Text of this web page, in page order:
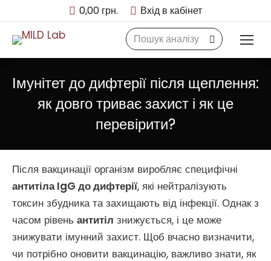
0,00 грн. Вхід в кабінет
Search:
Імунітет до дифтерії після щеплення:
як довго триває захист і як це
перевірити?
Після вакцинації організм виробляє специфічні
антитіла IgG до дифтерії, які нейтралізують
токсин збудника та захищають від інфекції. Однак з
часом рівень антитіл знижується, і це може
знижувати імунний захист. Щоб вчасно визначити,
чи потрібно оновити вакцинацію, важливо знати, як